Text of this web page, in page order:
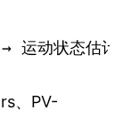
运动状态估
、PV-